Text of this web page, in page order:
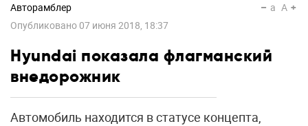
Авторамблер
Опубликовано 07 июня 2018, 18:37
a A
Hyundai показала флагманский
внедорожник
Автомобиль находится в статусе концепта,